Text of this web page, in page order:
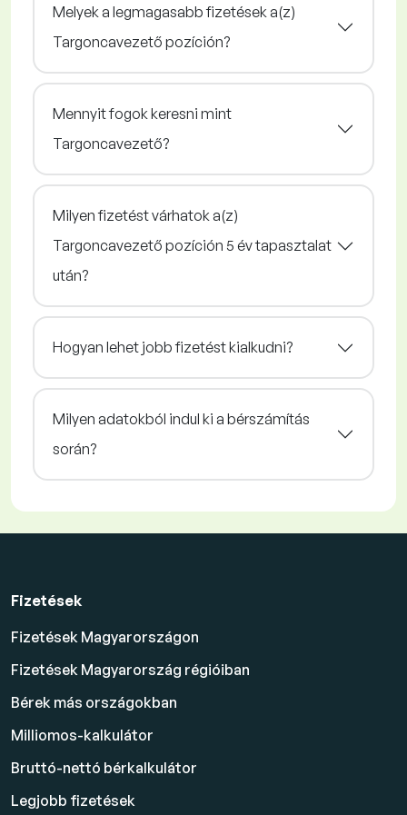
Melyek a legmagasabb fizetések a(z)
Targoncavezető pozíción?
Mennyit fogok keresni mint
Targoncavezető?
Milyen fizetést várhatok a(z)
Targoncavezető pozíción 5 év tapasztalat
után?
Hogyan lehet jobb fizetést kialkudni?
Milyen adatokból indul ki a bérszámítás
során?
Fizetések
Fizetések Magyarországon
Fizetések Magyarország régióiban
Bérek más országokban
Milliomos-kalkulátor
Bruttó-nettó bérkalkulátor
Legjobb fizetések